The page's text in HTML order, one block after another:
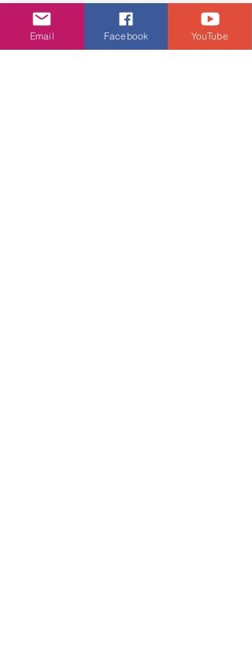
院的習慣。
談到近日新戲《九龍城寨之圍城》好評
Email Facebook YouTube